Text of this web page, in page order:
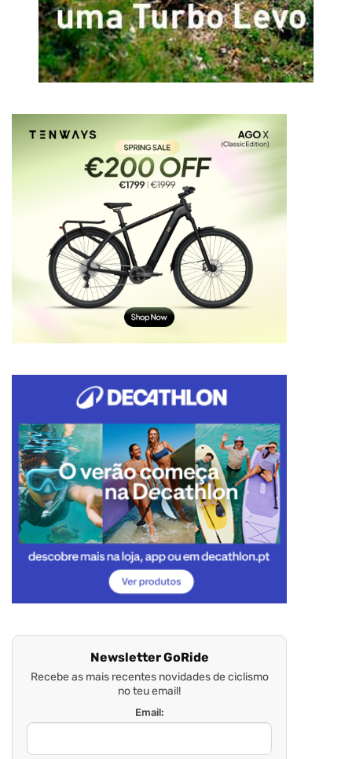
Newsletter GoRide
Recebe as mais recentes novidades de ciclismo
no teu email!
Email: